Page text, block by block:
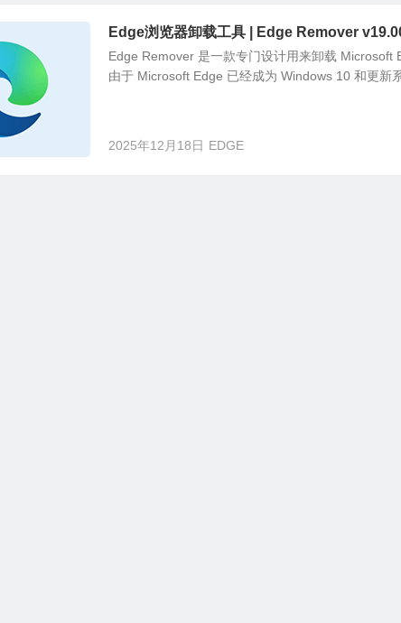
Edge浏览器卸载工具 | Edge Remover
Edge Remover 是一款专门设计用来卸载 Microsoft
由于 Microsoft Edge 已经成为 Windows 10 和更新系
2025年12月18日 EDGE